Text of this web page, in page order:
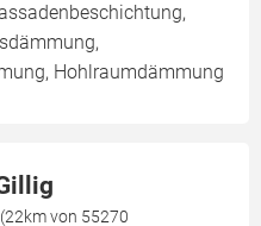
Hohlraumdämmung
von 55270